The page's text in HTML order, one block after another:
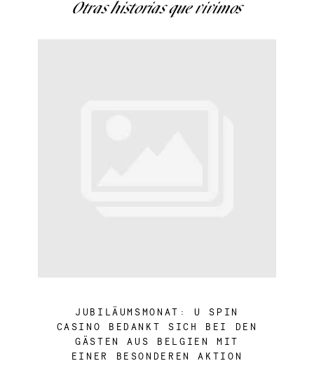
Otras historias que vivimos
JUBILÄUMSMONAT: U SPIN
CASINO BEDANKT SICH BEI DEN
GÄSTEN AUS BELGIEN MIT
EINER BESONDEREN AKTION